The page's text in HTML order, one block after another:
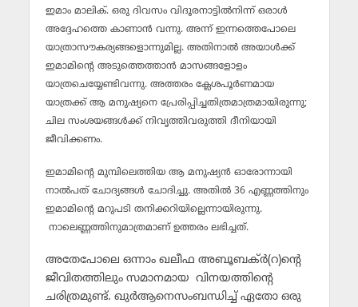
ഇമാം മാലിക്. ഒരു ദിവസം വിദൂരനാട്ടില്‍നിന്ന് ഒരാള്‍
അദ്ദേഹത്തെ കാണാന്‍ വന്നു. അന്ന് ഇന്നത്തെപോലെ
യാത്രാസൗകര്യങ്ങളൊന്നുമില്ല. അതിനാല്‍ അയാള്‍ക്ക്
ഇമാമിന്റെ അടുത്തെത്താന്‍ മാസങ്ങളോളം
യാത്രചെയ്യേണ്ടിവന്നു. അത്തരം ക്ലേശപൂര്‍ണമായ
യാത്രക്ക് ആ മനുഷ്യനെ പ്രേരിപ്പിച്ചതിത്രമാത്രമായിരുന്നു;
ചില സംശയങ്ങള്‍ക്ക് നിവൃത്തിവരുത്തി ദീനിയായി
ജീവിക്കണം.
ഇമാമിന്റെ മുമ്പിലെത്തിയ ആ മനുഷ്യന്‍ ഓരോന്നായി
നാല്‍പത് ചോദ്യങ്ങള്‍ ചോദിച്ചു. അതില്‍ 36 എണ്ണത്തിനും
ഇമാമിന്റെ മറുപടി തനിക്കറിയില്ലെന്നായിരുന്നു.
നാലെണ്ണത്തിനുമാത്രമാണ് ഉത്തരം ലഭിച്ചത്.
അതേപോലെ ഒന്നാം ഖലീഫ അബൂബക്ര്‍(റ)ന്റെ
ജീവിതത്തിലും സമാനമായ വിനയത്തിന്റെ
ചരിത്രമുണ്ട്. ഖുര്‍ആനെസംബന്ധിച്ച് ഏതോ ഒരു